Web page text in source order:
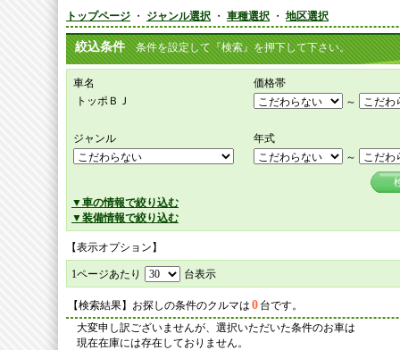
トップページ ・ ジャンル選択 ・ 車種選択 ・ 地区選択
絞込条件 条件を設定して『検索』を押下して下さい。
車名
価格帯
トッポＢＪ
～
ジャンル
年式
～
▼車の情報で絞り込む
▼装備情報で絞り込む
【表示オプション】
1ページあたり 台表示
【検索結果】お探しの条件のクルマは 0 台です。
大変申し訳ございませんが、選択いただいた条件のお車は
現在在庫には存在しておりません。